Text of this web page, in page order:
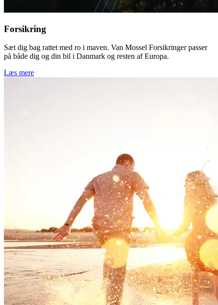
Forsikring
Sæt dig bag rattet med ro i maven. Van Mossel Forsikringer passer
på både dig og din bil i Danmark og resten af Europa.
Læs mere